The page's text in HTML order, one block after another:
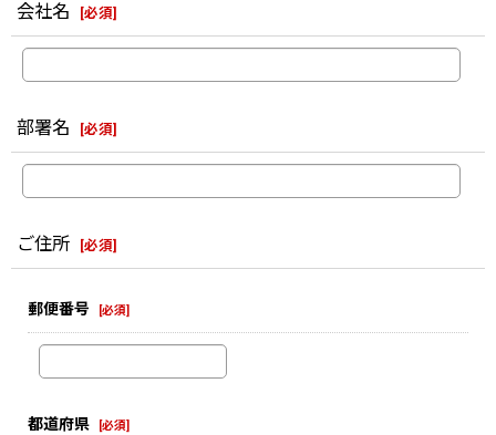
会社名 [必須]
部署名 [必須]
ご住所 [必須]
郵便番号 [必須]
都道府県 [必須]